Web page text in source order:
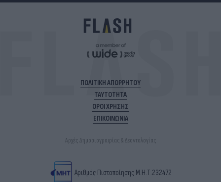
ΠΟΛΙΤΙΚΗ ΑΠΟΡΡΗΤΟΥ
ΤΑΥΤΟΤΗΤΑ
ΟΡΟΙ ΧΡΗΣΗΣ
ΕΠΙΚΟΙΝΩΝΙΑ
Αρχές Δημοσιογραφίας & Δεοντολογίας
Αριθμός Πιστοποίησης Μ.Η.Τ.232472